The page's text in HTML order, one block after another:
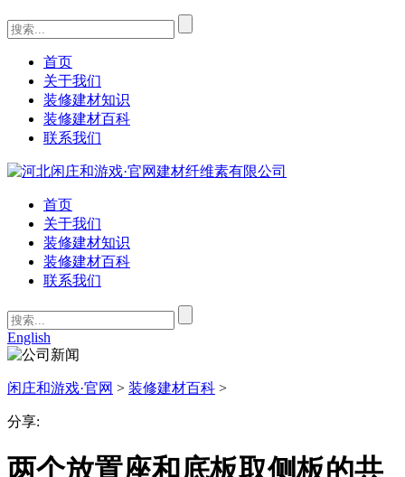
首页
关于我们
装修建材知识
装修建材百科
联系我们
首页
关于我们
装修建材知识
装修建材百科
联系我们
English
闲庄和游戏·官网 > 装修建材百科 >
分享:
两个放置座和底板取侧板的共